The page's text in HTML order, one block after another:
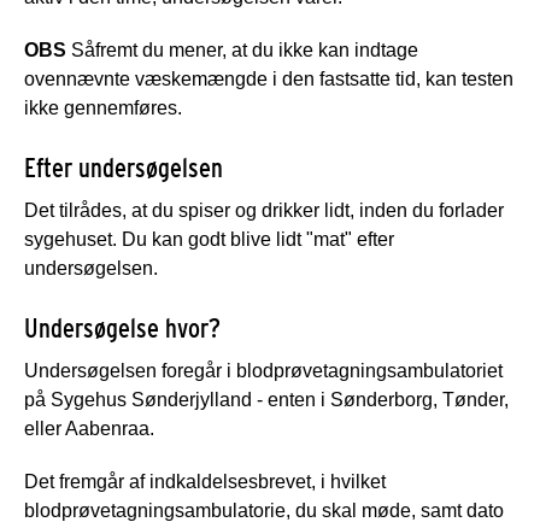
OBS Såfremt du mener, at du ikke kan indtage
ovennævnte væskemængde i den fastsatte tid, kan testen
ikke gennemføres.
Efter undersøgelsen
Det tilrådes, at du spiser og drikker lidt, inden du forlader
sygehuset. Du kan godt blive lidt "mat" efter
undersøgelsen.
Undersøgelse hvor?
Undersøgelsen foregår i blodprøvetagningsambulatoriet
på Sygehus Sønderjylland - enten i Sønderborg, Tønder,
eller Aabenraa.
Det fremgår af indkaldelsesbrevet, i hvilket
blodprøvetagningsambulatorie, du skal møde, samt dato